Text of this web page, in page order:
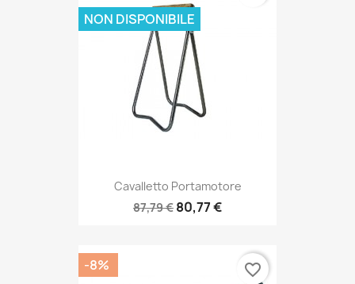
Cavalletto Portamotore
87,79 € 80,77 €
NON DISPONIBILE
-8% favorite_border